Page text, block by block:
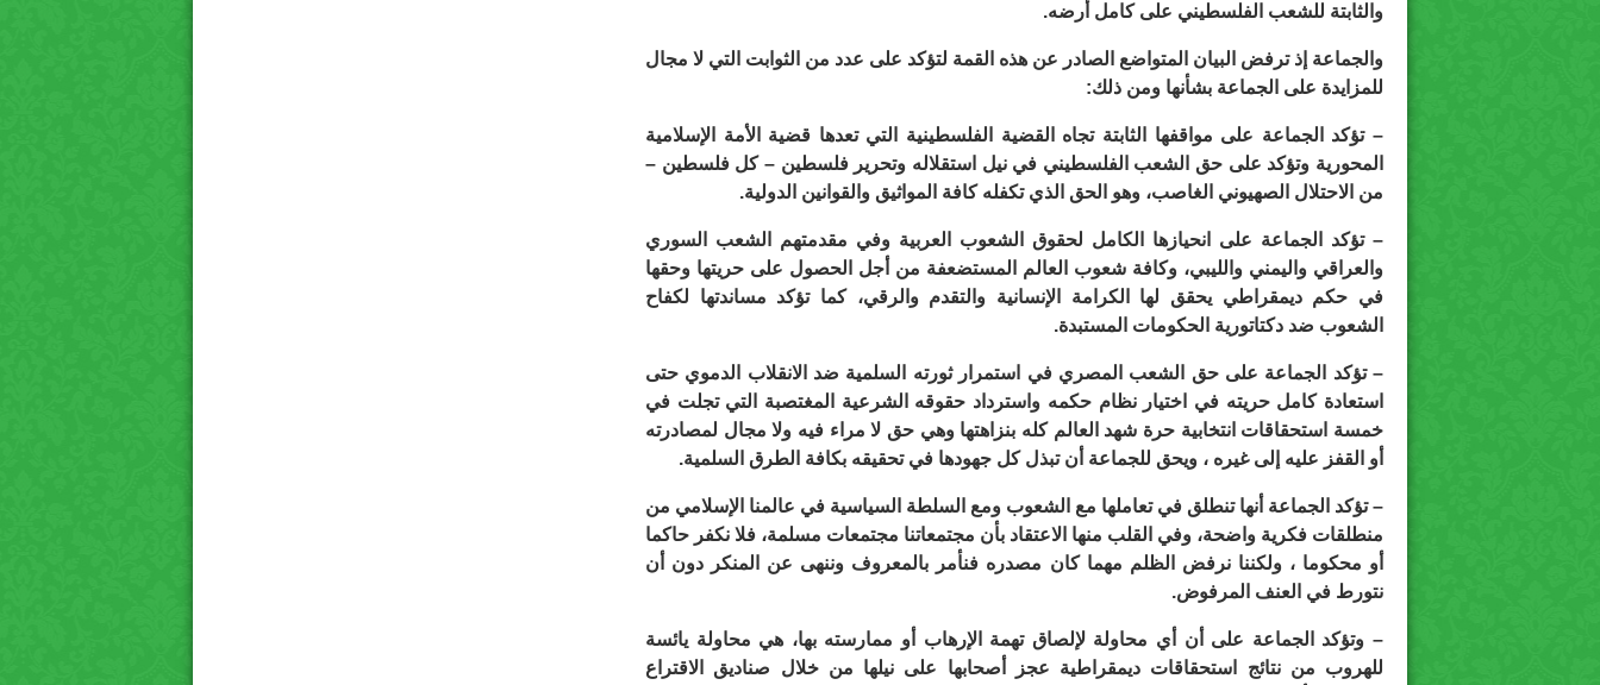
والثابتة للشعب الفلسطيني على كامل أرضه.
والجماعة إذ ترفض البيان المتواضع الصادر عن هذه القمة لتؤكد على عدد من الثوابت التي لا مجال
للمزايدة على الجماعة بشأنها ومن ذلك:
– تؤكد الجماعة على مواقفها الثابتة تجاه القضية الفلسطينية التي تعدها قضية الأمة الإسلامية
المحورية وتؤكد على حق الشعب الفلسطيني في نيل استقلاله وتحرير فلسطين – كل فلسطين –
من الاحتلال الصهيوني الغاصب، وهو الحق الذي تكفله كافة المواثيق والقوانين الدولية.
– تؤكد الجماعة على انحيازها الكامل لحقوق الشعوب العربية وفي مقدمتهم الشعب السوري
والعراقي واليمني والليبي، وكافة شعوب العالم المستضعفة من أجل الحصول على حريتها وحقها
في حكم ديمقراطي يحقق لها الكرامة الإنسانية والتقدم والرقي، كما تؤكد مساندتها لكفاح
الشعوب ضد دكتاتورية الحكومات المستبدة.
– تؤكد الجماعة على حق الشعب المصري في استمرار ثورته السلمية ضد الانقلاب الدموي حتى
استعادة كامل حريته في اختيار نظام حكمه واسترداد حقوقه الشرعية المغتصبة التي تجلت في
خمسة استحقاقات انتخابية حرة شهد العالم كله بنزاهتها وهي حق لا مراء فيه ولا مجال لمصادرته
أو القفز عليه إلى غيره ، ويحق للجماعة أن تبذل كل جهودها في تحقيقه بكافة الطرق السلمية.
– تؤكد الجماعة أنها تنطلق في تعاملها مع الشعوب ومع السلطة السياسية في عالمنا الإسلامي من
منطلقات فكرية واضحة، وفي القلب منها الاعتقاد بأن مجتمعاتنا مجتمعات مسلمة، فلا نكفر حاكما
أو محكوما ، ولكننا نرفض الظلم مهما كان مصدره فنأمر بالمعروف وننهى عن المنكر دون أن
نتورط في العنف المرفوض.
– وتؤكد الجماعة على أن أي محاولة لإلصاق تهمة الإرهاب أو ممارسته بها، هي محاولة يائسة
للهروب من نتائج استحقاقات ديمقراطية عجز أصحابها على نيلها من خلال صناديق الاقتراع